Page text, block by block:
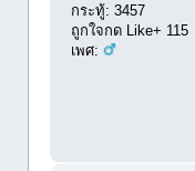
กระทู้: 3457
ถูกใจกด Like+ 115
เพศ: